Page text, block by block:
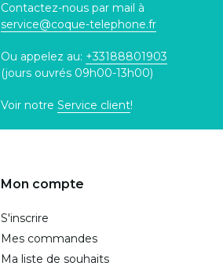
Contactez-nous par mail à
service@coque-telephone.fr
Ou appelez au: +33188801903
(jours ouvrés 09h00-13h00)
Voir notre Service client!
Mon compte
S'inscrire
Mes commandes
Ma liste de souhaits